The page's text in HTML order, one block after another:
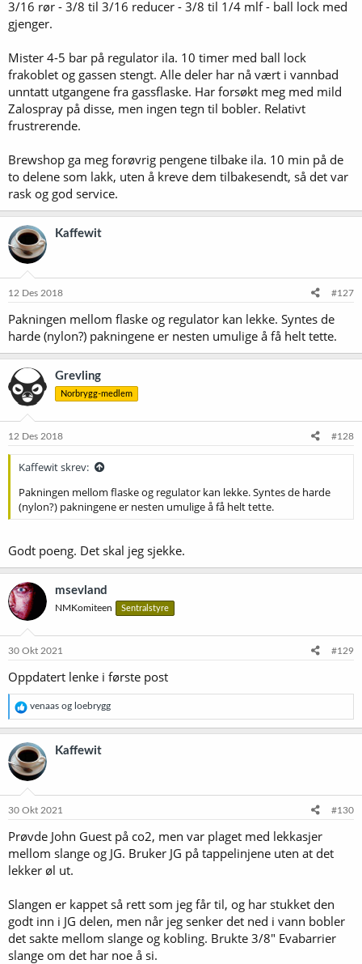
3/16 rør - 3/8 til 3/16 reducer - 3/8 til 1/4 mlf - ball lock med
gjenger.
Mister 4-5 bar på regulator ila. 10 timer med ball lock
frakoblet og gassen stengt. Alle deler har nå vært i vannbad
unntatt utgangene fra gassflaske. Har forsøkt meg med mild
Zalospray på disse, men ingen tegn til bobler. Relativt
frustrerende.
Brewshop ga meg forøvrig pengene tilbake ila. 10 min på de
to delene som lakk, uten å kreve dem tilbakesendt, så det var
rask og god service.
Kaffewit
12 Des 2018 #127
Pakningen mellom flaske og regulator kan lekke. Syntes de
harde (nylon?) pakningene er nesten umulige å få helt tette.
Grevling
Norbrygg-medlem
12 Des 2018 #128
Kaffewit skrev:
Pakningen mellom flaske og regulator kan lekke. Syntes de harde
(nylon?) pakningene er nesten umulige å få helt tette.
Godt poeng. Det skal jeg sjekke.
msevland
NMKomiteen Sentralstyre
30 Okt 2021 #129
Oppdatert lenke i første post
R
e
a
k
j
o
e
:
venaas og loebrygg
Kaffewit
30 Okt 2021 #130
Prøvde John Guest på co2, men var plaget med lekkasjer
mellom slange og JG. Bruker JG på tappelinjene uten at det
lekker øl ut.
Slangen er kappet så rett som jeg får til, og har stukket den
godt inn i JG delen, men når jeg senker det ned i vann bobler
det sakte mellom slange og kobling. Brukte 3/8" Evabarrier
slange om det har noe å si.